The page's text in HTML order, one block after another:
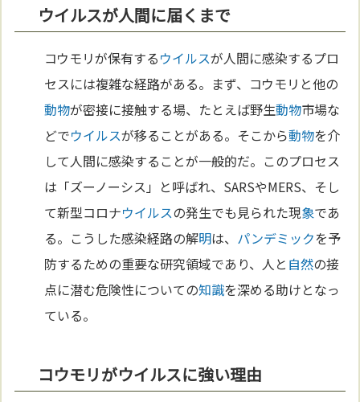
ウイルスが人間に届くまで
コウモリが保有するウイルスが人間に感染するプロ
セスには複雑な経路がある。まず、コウモリと他の
動物が密接に接触する場、たとえば野生動物市場な
どでウイルスが移ることがある。そこから動物を介
して人間に感染することが一般的だ。このプロセス
は「ズーノーシス」と呼ばれ、SARSやMERS、そし
て新型コロナウイルスの発生でも見られた現象であ
る。こうした感染経路の解明は、 パンデミックを予
防するための重要な研究領域であり、人と 自然の接
点に潜む危険性についての知識を深める助けとなっ
ている。
コウモリがウイルスに強い理由